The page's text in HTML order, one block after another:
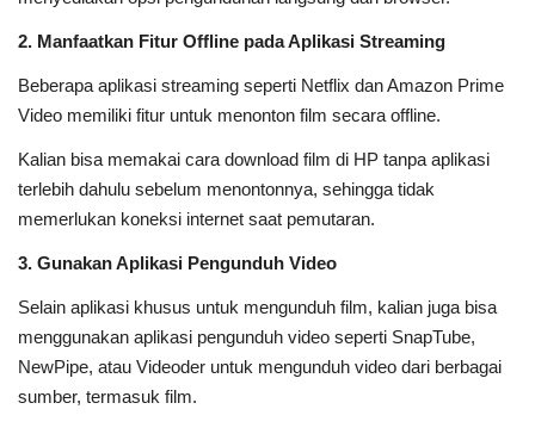
2. Manfaatkan Fitur Offline pada Aplikasi Streaming
Beberapa aplikasi streaming seperti Netflix dan Amazon Prime
Video memiliki fitur untuk menonton film secara offline.
Kalian bisa memakai cara download film di HP tanpa aplikasi
terlebih dahulu sebelum menontonnya, sehingga tidak
memerlukan koneksi internet saat pemutaran.
3. Gunakan Aplikasi Pengunduh Video
Selain aplikasi khusus untuk mengunduh film, kalian juga bisa
menggunakan aplikasi pengunduh video seperti SnapTube,
NewPipe, atau Videoder untuk mengunduh video dari berbagai
sumber, termasuk film.